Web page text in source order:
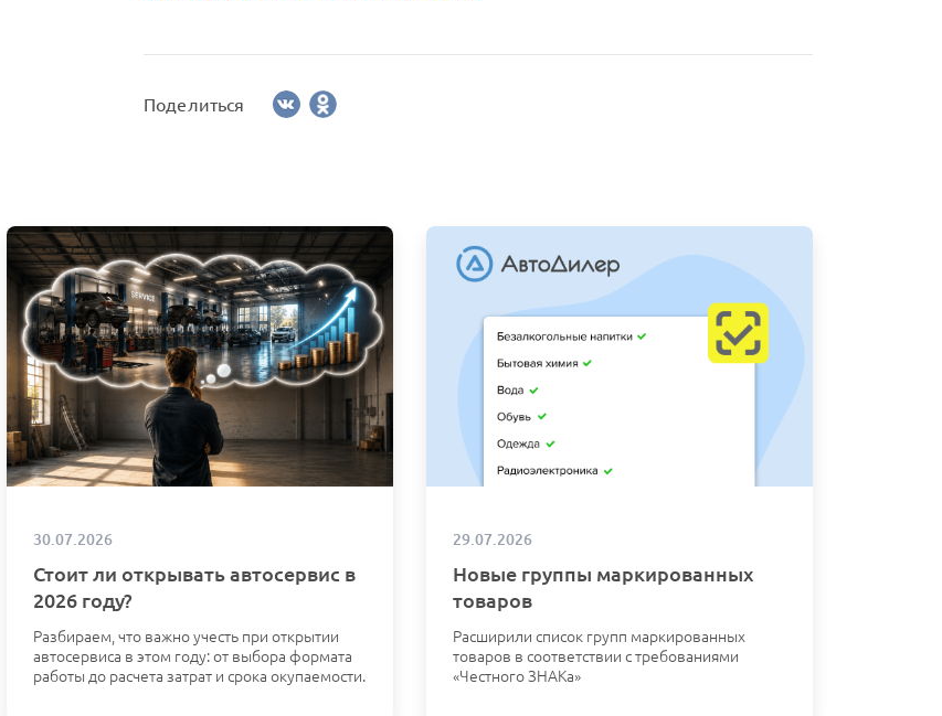
Поделиться
30.07.2026
Стоит ли открывать автосервис в
2026 году?
Разбираем, что важно учесть при открытии
автосервиса в этом году: от выбора формата
работы до расчета затрат и срока окупаемости.
29.07.2026
Новые группы маркированных
товаров
Расширили список групп маркированных
товаров в соответствии с требованиями
«Честного ЗНАКа»